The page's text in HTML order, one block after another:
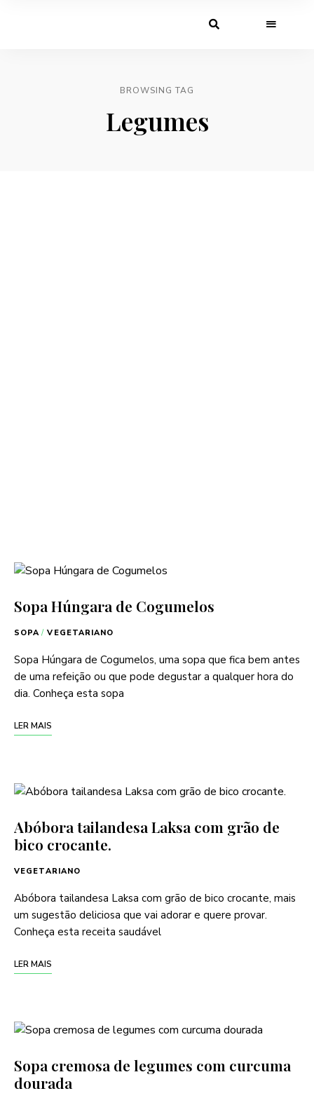
BROWSING TAG
Legumes
Sopa Húngara de Cogumelos
SOPA / VEGETARIANO
Sopa Húngara de Cogumelos, uma sopa que fica bem antes
de uma refeição ou que pode degustar a qualquer hora do
dia. Conheça esta sopa
LER MAIS
Abóbora tailandesa Laksa com grão de
bico crocante.
VEGETARIANO
Abóbora tailandesa Laksa com grão de bico crocante, mais
um sugestão deliciosa que vai adorar e quere provar.
Conheça esta receita saudável
LER MAIS
Sopa cremosa de legumes com curcuma
dourada